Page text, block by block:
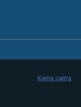
Карта сайта